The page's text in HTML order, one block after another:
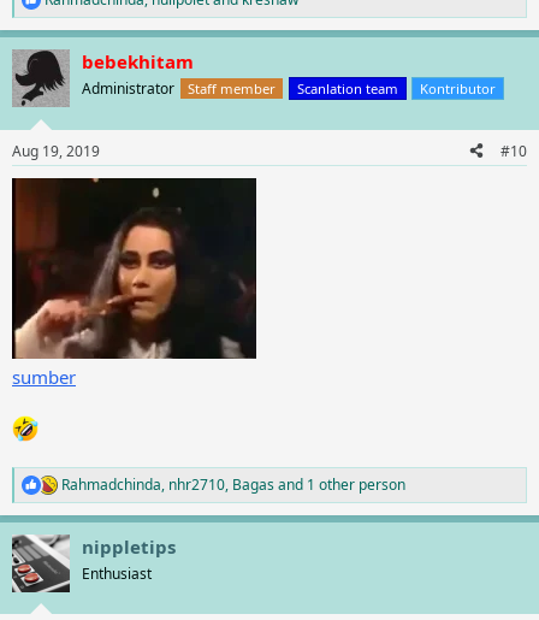
R
e
a
c
t
i
s
:
bebekhitam
Administrator Staff member Scanlation team Kontributor
Aug 19, 2019 #10
sumber
R
e
a
c
t
i
Rahmadchinda, nhr2710, Bagasand 1 other person
nippletips
Enthusiast